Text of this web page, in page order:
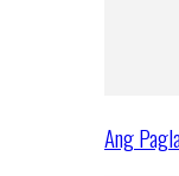
Ang